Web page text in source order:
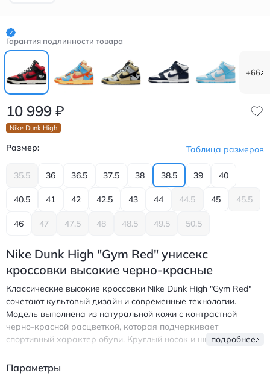
Гарантия подлинности товара
+66
10 999 ₽
Nike Dunk High
Размер: Таблица размеров
35.5 36 36.5 37.5 38 38.5 39 40
40.5 41 42 42.5 43 44 44.5 45 45.5
46 47 47.5 48 48.5 49.5 50.5
Nike Dunk High "Gym Red" унисекс
кроссовки высокие черно-красные
Классические высокие кроссовки Nike Dunk High "Gym Red"
сочетают культовый дизайн и современные технологии.
Модель выполнена из натуральной кожи с контрастной
черно-красной расцветкой, которая подчеркивает
спортивный характер обуви. Круглый носок и шнуровка
нескользящим покрытием гарантирует надежное сцепление в
подробнее
Параметры